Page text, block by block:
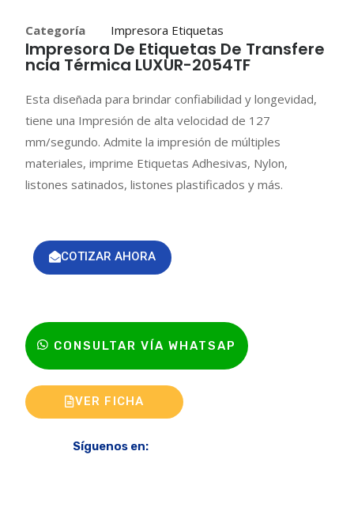
Categoría Impresora Etiquetas
Impresora De Etiquetas De Transfere
Ncia Térmica LUXUR-2054TF
Esta diseñada para brindar confiabilidad y longevidad,
tiene una Impresión de alta velocidad de 127
mm/segundo. Admite la impresión de múltiples
materiales, imprime Etiquetas Adhesivas, Nylon,
listones satinados, listones plastificados y más.
COTIZAR AHORA
CONSULTAR VÍA WHATSAP
VER FICHA
Síguenos en: